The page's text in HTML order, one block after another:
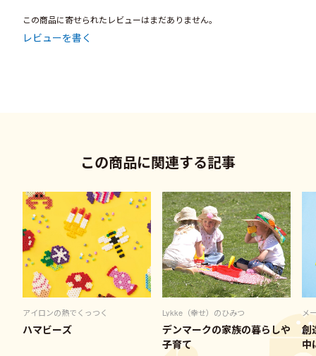
この商品に寄せられたレビューはまだありません。
レビューを書く
この商品に関連する記事
アイロンの熱でくっつく
ハマビーズ
Lykke（幸せ）のひみつ
デンマークの家族の暮らしや
子育て
メ
創
中